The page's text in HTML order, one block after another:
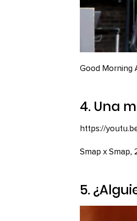
Good Morning
4. Una
https://
Smap x Smap,
5.